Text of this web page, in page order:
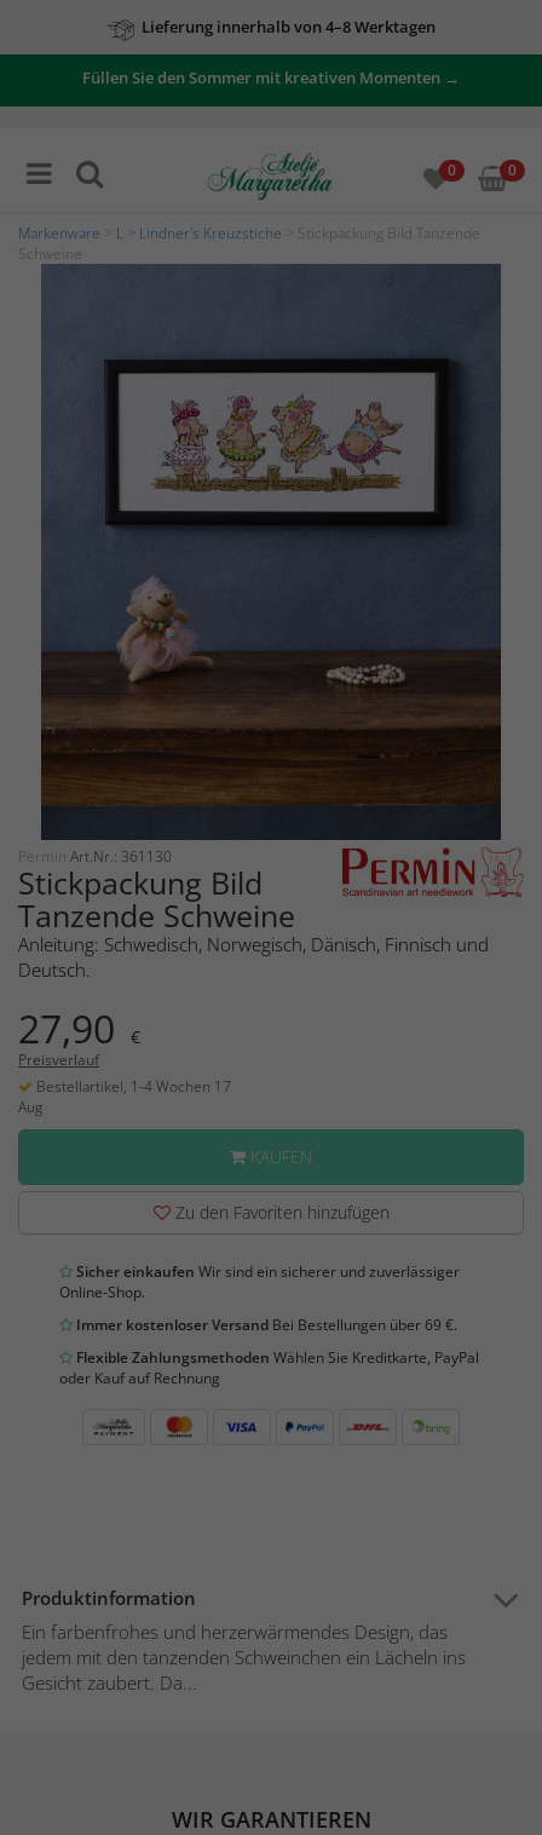
Lieferung innerhalb von 4–8 Werktagen
Füllen Sie den Sommer mit kreativen Momenten →
0 0
Markenware L Lindner's Kreuzstiche > Stickpackung Bild Tanzende
Schweine
Permin Art.Nr.: 361130
Stickpackung Bild
Tanzende Schweine
Anleitung: Schwedisch, Norwegisch, Dänisch, Finnisch und
Deutsch.
27,90 €
Preisverlauf
Bestellartikel, 1-4 Wochen 17
Aug
KAUFEN
Zu den Favoriten hinzufügen
Sicher einkaufen Wir sind ein sicherer und zuverlässiger
Online-Shop.
Immer kostenloser Versand Bei Bestellungen über 69 €.
Flexible Zahlungsmethoden Wählen Sie Kreditkarte, PayPal
oder Kauf auf Rechnung
Produktinformation
Ein farbenfrohes und herzerwärmendes Design, das
jedem mit den tanzenden Schweinchen ein Lächeln ins
Gesicht zaubert. Da...
WIR GARANTIEREN